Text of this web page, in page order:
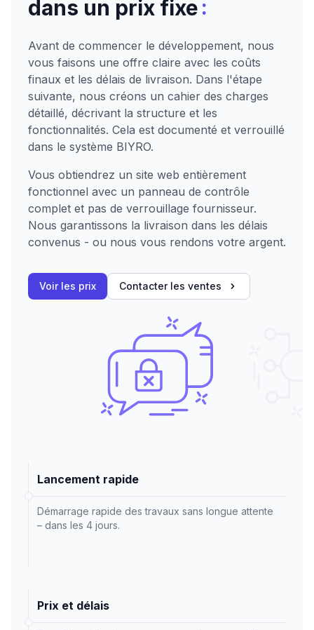
dans un prix fixe:
Avant de commencer le développement, nous
vous faisons une offre claire avec les coûts
finaux et les délais de livraison. Dans l'étape
suivante, nous créons un cahier des charges
détaillé, décrivant la structure et les
fonctionnalités. Cela est documenté et verrouillé
dans le système BIYRO.
Vous obtiendrez un site web entièrement
fonctionnel avec un panneau de contrôle
complet et pas de verrouillage fournisseur.
Nous garantissons la livraison dans les délais
convenus - ou nous vous rendons votre argent.
Voir les prix Contacter les ventes
Lancement rapide
Démarrage rapide des travaux sans longue attente
– dans les 4 jours.
Prix et délais